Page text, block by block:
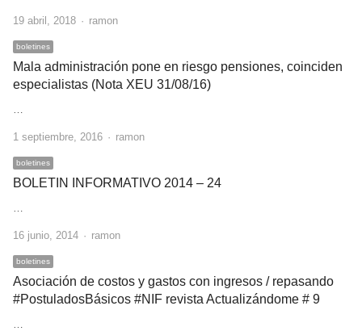
19 abril, 2018 Author
ramon
boletines
Mala administración pone en riesgo pensiones, coinciden
especialistas (Nota XEU 31/08/16)
…
1 septiembre, 2016 Author
ramon
boletines
BOLETIN INFORMATIVO 2014 – 24
…
16 junio, 2014 Author
ramon
boletines
Asociación de costos y gastos con ingresos / repasando
#PostuladosBásicos #NIF revista Actualizándome # 9
…